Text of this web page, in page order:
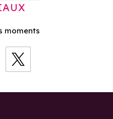
moments